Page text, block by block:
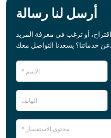
أرسل لنا رسالة
أو ترغب في معرفة المزيد
عن خدماتنا؟ يسعدنا التواصل معك.